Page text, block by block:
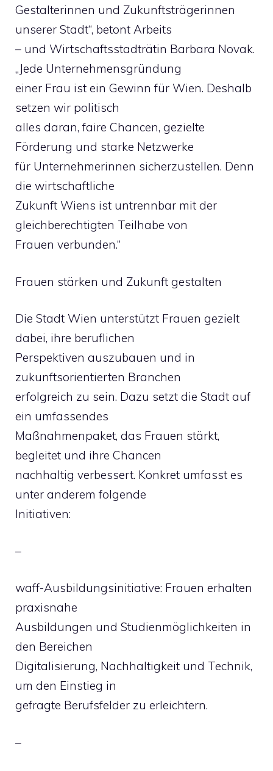
Gestalterinnen und Zukunftsträgerinnen
unserer Stadt“, betont Arbeits
– und Wirtschaftsstadträtin Barbara Novak.
„Jede Unternehmensgründung
einer Frau ist ein Gewinn für Wien. Deshalb
setzen wir politisch
alles daran, faire Chancen, gezielte
Förderung und starke Netzwerke
für Unternehmerinnen sicherzustellen. Denn
die wirtschaftliche
Zukunft Wiens ist untrennbar mit der
gleichberechtigten Teilhabe von
Frauen verbunden.“
Frauen stärken und Zukunft gestalten
Die Stadt Wien unterstützt Frauen gezielt
dabei, ihre beruflichen
Perspektiven auszubauen und in
zukunftsorientierten Branchen
erfolgreich zu sein. Dazu setzt die Stadt auf
ein umfassendes
Maßnahmenpaket, das Frauen stärkt,
begleitet und ihre Chancen
nachhaltig verbessert. Konkret umfasst es
unter anderem folgende
Initiativen:
–
waff-Ausbildungsinitiative: Frauen erhalten
praxisnahe
Ausbildungen und Studienmöglichkeiten in
den Bereichen
Digitalisierung, Nachhaltigkeit und Technik,
um den Einstieg in
gefragte Berufsfelder zu erleichtern.
–